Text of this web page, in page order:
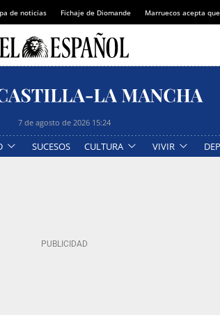
de noticias Fichaje de Diomande Marruecos acepta
7 de agosto de 2026 15:24
SUCESOS CULTURA VIVIR